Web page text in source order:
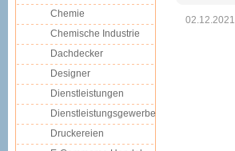
02.12.2021
Chemie
Chemische Industrie
Dachdecker
Designer
Dienstleistungen
Dienstleistungsgewerbe
Druckereien